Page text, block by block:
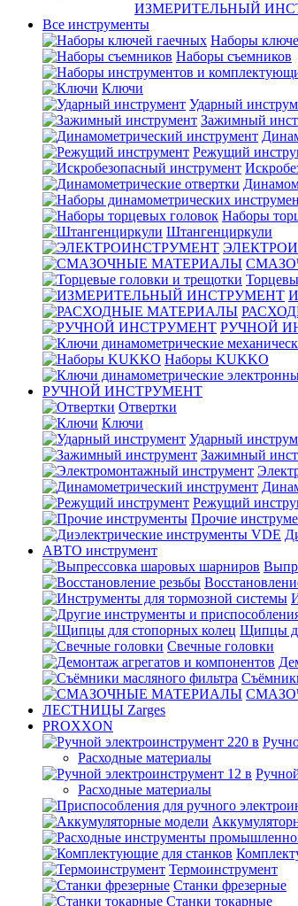
ИЗМЕРИТЕЛЬНЫЙ
Все инструменты
Наборы
Наборы съемников
Ключи
Ударный
Зажимный
Режущий
Наборы
Штангенциркули
РУЧНОЙ
Наборы KUKKO
РУЧНОЙ ИНСТРУМЕНТ
Отвертки
Ключи
Ударный
Зажимный
Режущий
Прочие
АВТО инструмент
Щипцы
Свечные головки
ЛЕСТНИЦЫ Zarges
PROXXON
Расходные материалы
Расходные материалы
Термоинструмент
Станки фрезерные
Станки токарные